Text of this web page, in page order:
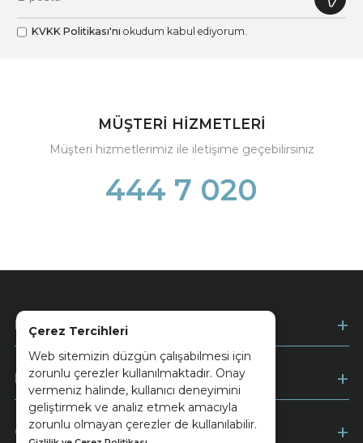
Çerez Tercihleri
Web sitemizin düzgün çalışabilmesi için
zorunlu çerezler kullanılmaktadır. Onay
vermeniz halinde, kullanıcı deneyimini
geliştirmek ve analiz etmek amacıyla
zorunlu olmayan çerezler de kullanılabilir.
KVKK Politikası'nı okudum kabul ediyorum.
MÜŞTERİ HİZMETLERİ
Müşteri hizmetlerimiz ile iletişime geçebilirsiniz
444 7 020
Kurumsal
Müşteri Hizmetleri
Ödeme